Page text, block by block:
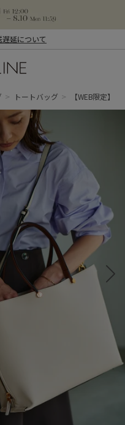
延について
トートバッグ 【WEB限定】